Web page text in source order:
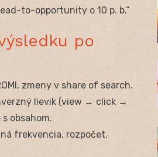
to-opportunity o 10 p. b.“
po
zmeny v share of search.
lievik (view → click →
obsahom.
frekvencia, rozpočet,